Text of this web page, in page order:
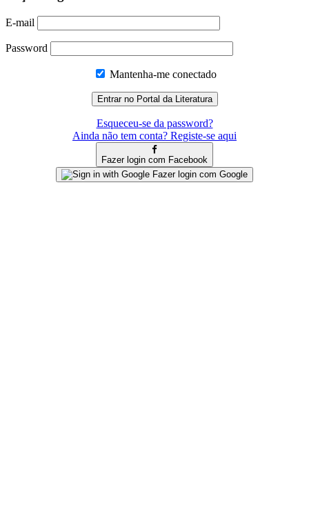
E-mail
Password
Mantenha-me conectado
Esqueceu-se da password?
Ainda não tem conta? Registe-se aqui
Fazer login com Facebook
Fazer login com Google